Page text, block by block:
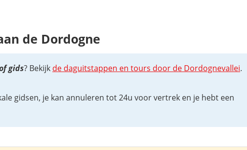
de Dordogne
gids? Bekijk de daguitstappen en tours door de Dordognevallei.
gidsen, je kan annuleren tot 24u voor vertrek en je hebt een